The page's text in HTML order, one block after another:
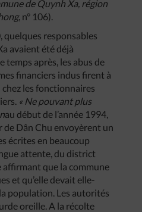
de Quynh Xa, région
, n° 106).
quelques responsables
avaient été déjà
temps après, les abus de
financiers indus firent à
les fonctionnaires
« Nepouvantplus
au début de l’année 1994,
Dân Chu envoyèrent un
écrites en beaucoup
attente, du district
que la commune
et qu’elle devait elle-
population. Les autorités
oreille. A la récolte